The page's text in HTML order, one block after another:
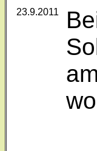
23.9.2011